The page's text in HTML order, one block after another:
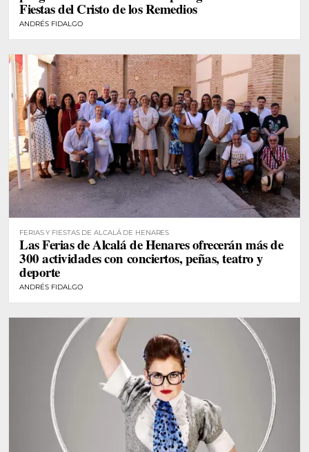
Fiestas del Cristo de los Remedios
ANDRÉS FIDALGO
FERIAS Y FIESTAS DE ALCALÁ DE HENARES
Las Ferias de Alcalá de Henares ofrecerán más de
300 actividades con conciertos, peñas, teatro y
deporte
ANDRÉS FIDALGO